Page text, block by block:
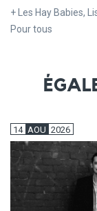
+ Les Hay Babies,
Pour tous
14 AOU 2026